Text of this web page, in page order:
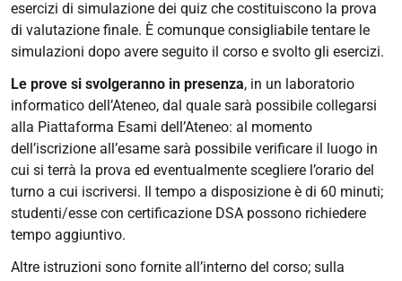
esercizi di simulazione dei quiz che costituiscono la prova
di valutazione finale. È comunque consigliabile tentare le
simulazioni dopo avere seguito il corso e svolto gli esercizi.
Le prove si svolgeranno in presenza, in un laboratorio
informatico dell’Ateneo, dal quale sarà possibile collegarsi
alla Piattaforma Esami dell’Ateneo: al momento
dell’iscrizione all’esame sarà possibile verificare il luogo in
cui si terrà la prova ed eventualmente scegliere l’orario del
turno a cui iscriversi. Il tempo a disposizione è di 60 minuti;
studenti/esse con certificazione DSA possono richiedere
tempo aggiuntivo.
Altre istruzioni sono fornite all’interno del corso; sulla